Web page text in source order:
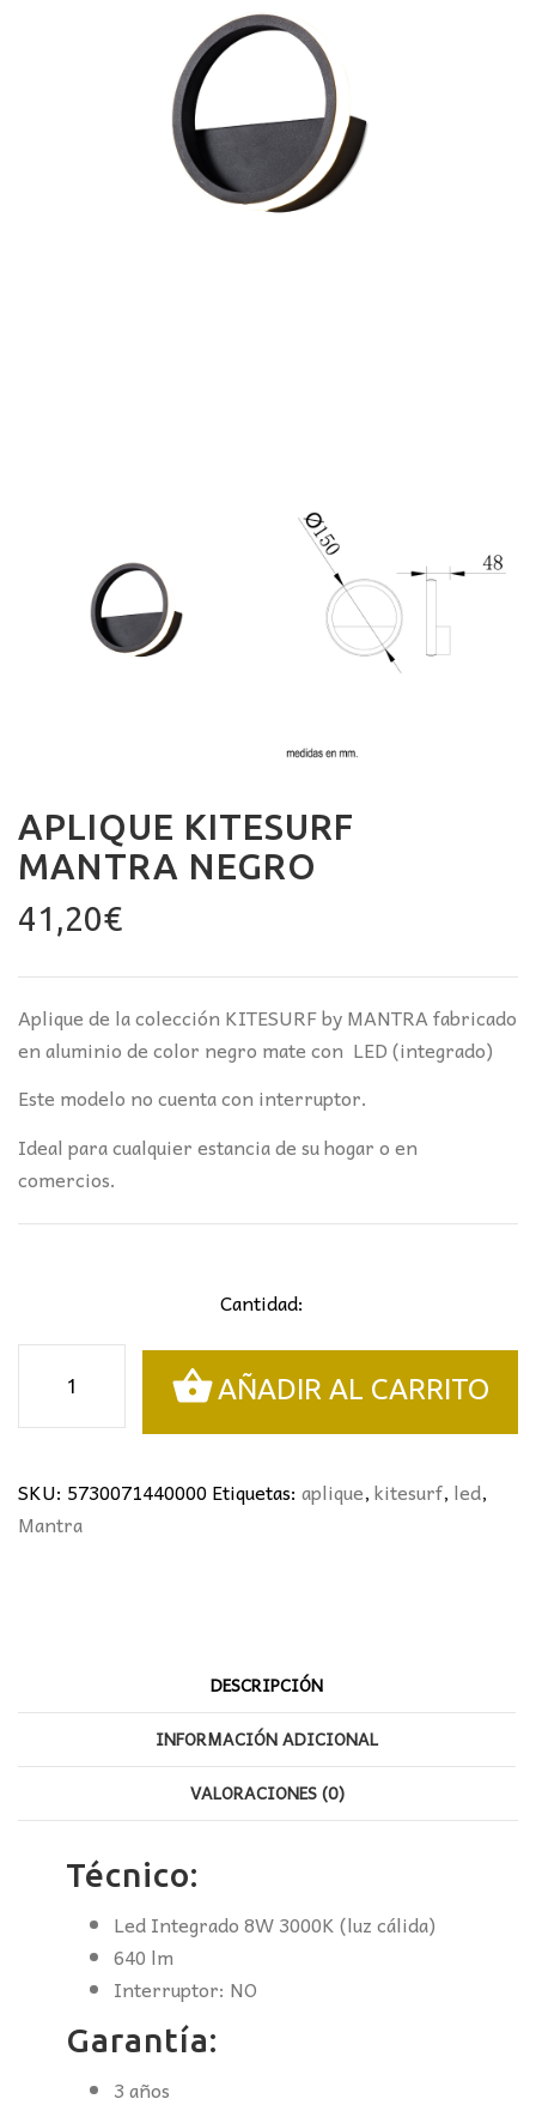
APLIQUE KITESURF
MANTRA NEGRO
41,20€
Aplique de la colección KITESURF by MANTRA fabricado
en aluminio de color negro mate con LED (integrado)
Este modelo no cuenta con interruptor.
Ideal para cualquier estancia de su hogar o en
comercios.
Cantidad:
KITESURF
MANTRA
cantidad
AÑADIR AL CARRITO
SKU: 5730071440000Etiquetas: aplique,kitesurf, led,
Mantra
DESCRIPCIÓN
INFORMACIÓN ADICIONAL
VALORACIONES (0)
Técnico:
Led Integrado 8W 3000K (luz cálida)
640 lm
Interruptor: NO
Garantía:
3 años